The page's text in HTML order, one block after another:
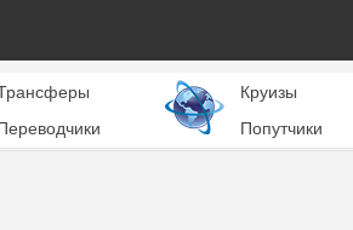
Круизы
Попутчики